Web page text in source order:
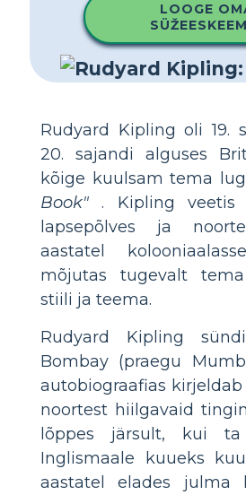
LOOGE
Rudyard Kipling oli 19.
20. sajandi alguses
kõige kuulsam tema
Book" . Kipling veetis
lapsepõlves ja
aastatel
mõjutas tugevalt
stiili ja teema.
Rudyard Kipling
Bombay (praegu
autobiograafias
noortest hiilgavaid
lõppes järsult, kui
Inglismaale kuueks
aastatel elades julma